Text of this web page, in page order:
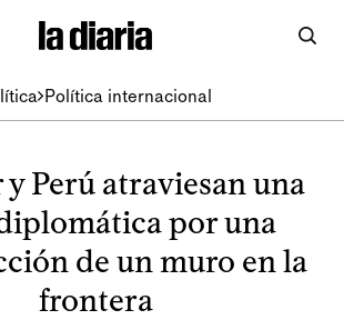
Política internacional
Perú atraviesan una
por una
de un muro en la
frontera